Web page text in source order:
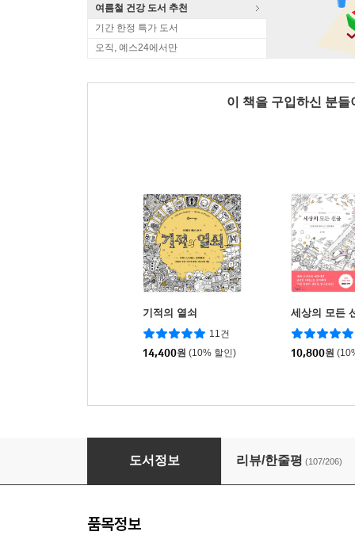
여름철 건강 도서 추천
기간 한정 특가 도서
오직, 예스24에서만
이 책을 구입하신 분
기적의 열쇠
11건
14,400원 (10% 할인)
세상의 모든
10,800원
비밀의 정원 Secret Garden
도서정보 리뷰/한줄평 (107/206)
품목정보